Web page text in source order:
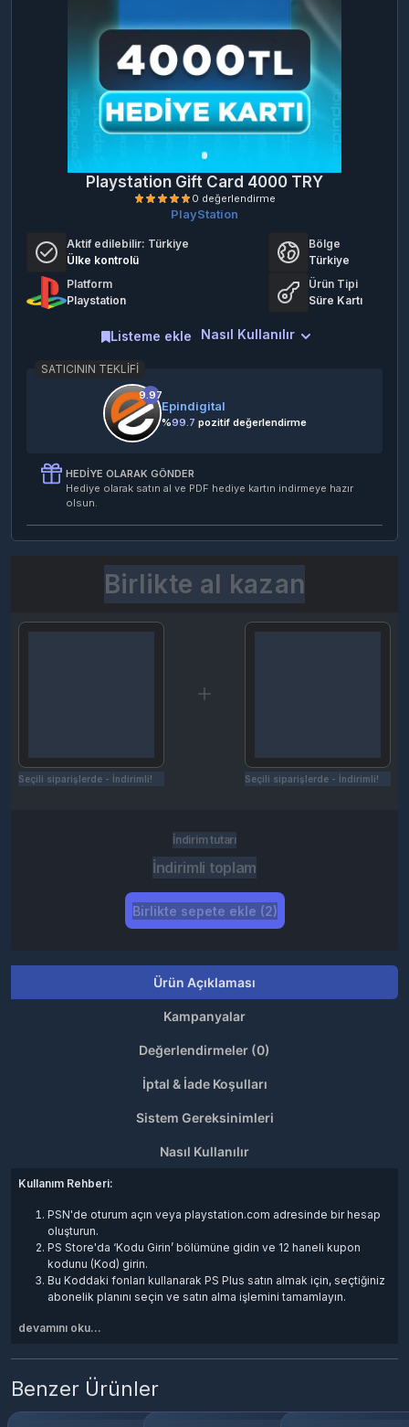
Playstation Gift Card 4000 TRY
PlayStation
Aktif edilebilir: Türkiye
Ülke kontrolü
Bölge
Türkiye
Platform
Playstation
Ürün Tipi
Süre Kartı
Nasıl Kullanılır
Listeme ekle
SATICININ TEKLIFI
9.97
Epindigital
%99.7 pozitif değerlendirme
HEDIYE OLARAK GÖNDER
Hediye olarak satın al ve PDF hediye kartın indirmeye hazır
olsun.
Birlikte al kazan
Seçili siparişlerde - İndirimli! Seçili siparişlerde - İndirimli!
İndirim tutarı
İndirimli toplam
Birlikte sepete ekle (2)
Ürün Açıklaması
Kampanyalar
Değerlendirmeler (0)
İptal & İade Koşulları
Sistem Gereksinimleri
Nasıl Kullanılır
Kullanım Rehberi:
PSN'de oturum açın veya playstation.com adresinde bir hesap
oluşturun.
PS Store'da ‘Kodu Girin’ bölümüne gidin ve 12 haneli kupon
kodunu (Kod) girin.
Bu Koddaki fonları kullanarak PS Plus satın almak için, seçtiğiniz
abonelik planını seçin ve satın alma işlemini tamamlayın.
devamını oku...
Benzer Ürünler